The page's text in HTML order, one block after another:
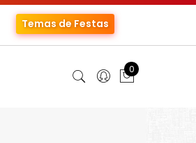
Temas de Festas
0